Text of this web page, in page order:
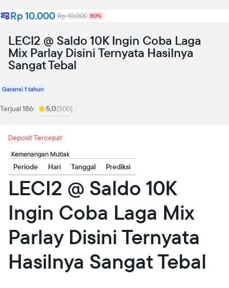
Rp 10.000 Rp 10.000 80%
LECI2 @ Saldo 10K Ingin Coba Laga
Mix Parlay Disini Ternyata Hasilnya
Sangat Tebal
Garansi 1 tahun
Terjual 186 5,0(500)
Deposit Tercepat
Kemenangan Mutlak
Periode Hari Tanggal Prediksi
LECI2 @ Saldo 10K
Ingin Coba Laga Mix
Parlay Disini Ternyata
Hasilnya Sangat Tebal